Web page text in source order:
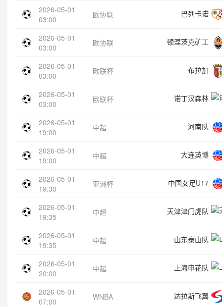
2026-05-01
03:00
欧协联 巴列卡诺
2026-05-01
03:00
欧协联 顿涅茨克矿工
2026-05-01
03:00
欧联杯 布拉加
2026-05-01
03:00
欧联杯 诺丁汉森林
2026-05-01
19:00
中超 河南队
2026-05-01
19:00
中超 大连英博
2026-05-01
19:30
亚洲杯 中国女足U17
2026-05-01
19:35
中超 天津津门虎队
2026-05-01
19:35
中超 山东泰山队
2026-05-01
20:00
中超 上海申花队
2026-05-01
07:00
WNBA 达拉斯飞翼